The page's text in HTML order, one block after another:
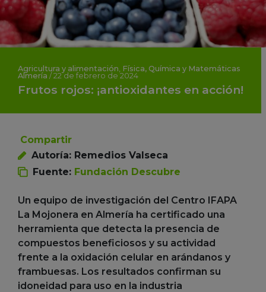
Agricultura y alimentación Física, Química y Matemáticas
Almería / 22 de febrero de 2024
Frutos rojos: ¡antioxidantes en acción!
Compartir
Autoría: Remedios Valseca
Fuente: Fundación Descubre
Un equipo de investigación del Centro IFAPA
La Mojonera en Almería ha certificado una
herramienta que detecta la presencia de
compuestos beneficiosos y su actividad
frente a la oxidación celular en arándanos y
frambuesas. Los resultados confirman su
idoneidad para uso en la industria